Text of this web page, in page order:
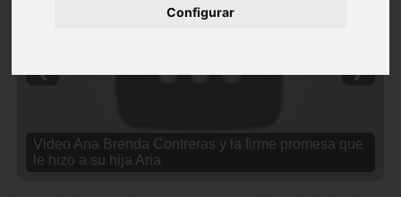
Configurar
Video Ana Brenda Contreras y la firme promesa que
le hizo a su hija Aria